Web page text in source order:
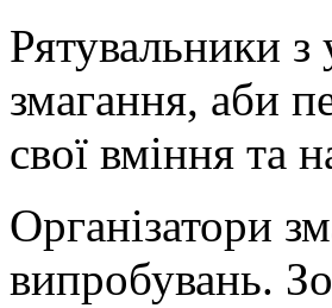
Рятувальники з
змагання, аби
свої вміння та
Організатори
випробувань.